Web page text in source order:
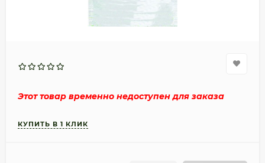
Этот товар временно недоступен для заказа